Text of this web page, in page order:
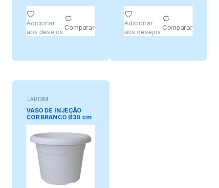
Adicionar
aos desejos
Comparar
Adicionar
aos desejos
Comparar
JARDIM
VASO DE INJEÇÃO
COR BRANCO Ø30 cm